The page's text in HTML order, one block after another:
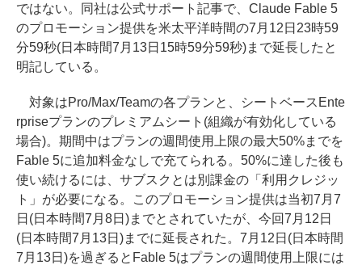
ではない。同社は公式サポート記事で、Claude Fable 5
のプロモーション提供を米太平洋時間の7月12日23時59
分59秒(日本時間7月13日15時59分59秒)まで延長したと
明記している。
対象はPro/Max/Teamの各プランと、シートベースEnte
rpriseプランのプレミアムシート(組織が有効化している
場合)。期間中はプランの週間使用上限の最大50%までを
Fable 5に追加料金なしで充てられる。50%に達した後も
使い続けるには、サブスクとは別課金の「利用クレジッ
ト」が必要になる。このプロモーション提供は当初7月7
日(日本時間7月8日)までとされていたが、今回7月12日
(日本時間7月13日)までに延長された。7月12日(日本時間
7月13日)を過ぎるとFable 5はプランの週間使用上限には